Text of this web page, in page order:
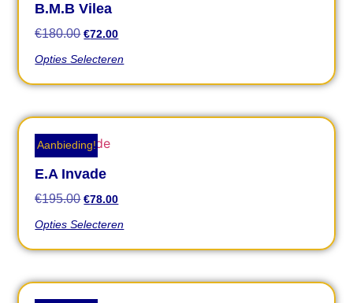
B.M.B Vilea
€180.00 €72.00
Opties Selecteren
Aanbieding!
E.A Invade
€195.00 €78.00
Opties Selecteren